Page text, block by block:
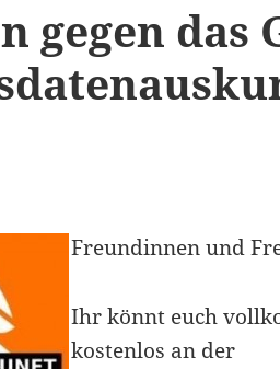
gegen das
Freundinnen und
Ihr könnt euch
kostenlos an der